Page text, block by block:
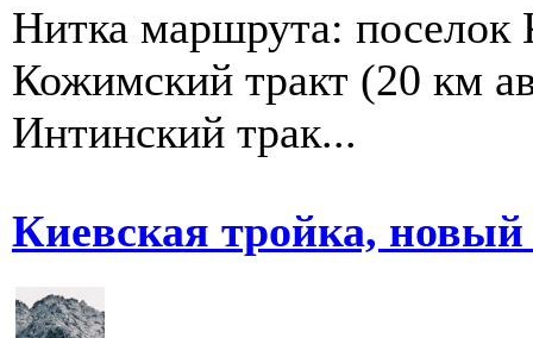
Нитка маршрута:
Кожимский тракт (20 км
Интинский трак...
Киевская тройка,